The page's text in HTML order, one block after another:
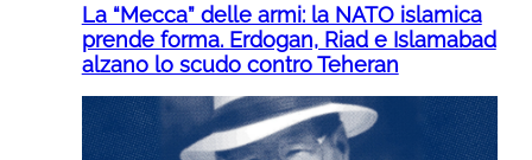
La “Mecca” delle armi: la NATO islamica
prende forma. Erdogan, Riad e Islamabad
alzano lo scudo contro Teheran